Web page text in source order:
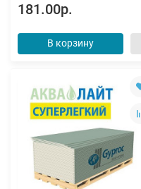
181.00р.
В корзину